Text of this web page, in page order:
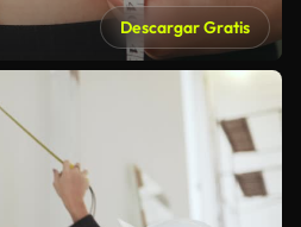
Descargar Gratis